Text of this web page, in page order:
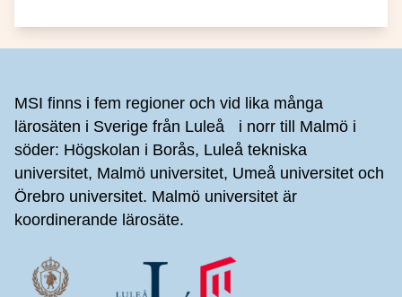
MSI finns i fem regioner och vid lika många
lärosäten i Sverige från Luleå i norr till Malmö i
söder: Högskolan i Borås, Luleå tekniska
universitet, Malmö universitet, Umeå universitet och
Örebro universitet. Malmö universitet är
koordinerande lärosäte.